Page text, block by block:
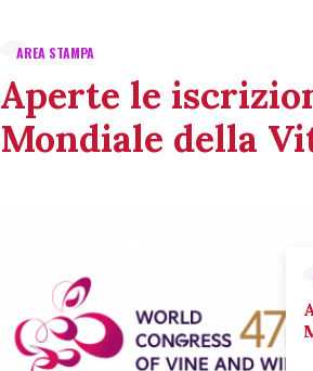
AREA STAMPA
Aperte le
Mondiale della